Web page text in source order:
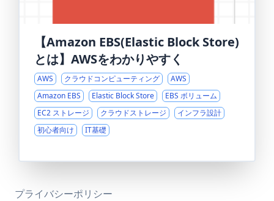
【Amazon EBS(Elastic Block Store)
とは】AWSをわかりやすく
AWS クラウドコンピューティング
AWS
Amazon EBS
Elastic Block Store
EBS ボリューム
EC2 ストレージ
クラウドストレージ
インフラ設計
初心者向け
IT基礎
プライバシーポリシー